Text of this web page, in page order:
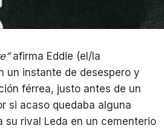
afirma Eddie (el/la
un instante de desespero y
férrea, justo antes de un
si acaso quedaba alguna
su rival Leda en un cementerio